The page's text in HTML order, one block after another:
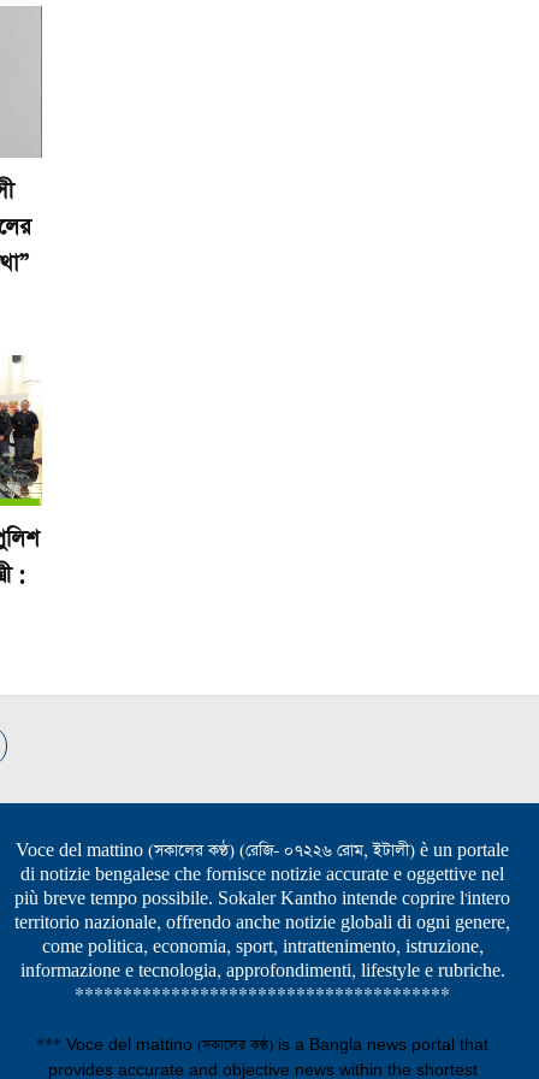
:
Voce del mattino (সকালের কণ্ঠ) (রেজি- ০৭২২৬ রোম, ইটালী) è un portale
di notizie bengalese che fornisce notizie accurate e oggettive nel
più breve tempo possibile. Sokaler Kantho intende coprire l'intero
territorio nazionale, offrendo anche notizie globali di ogni genere,
come politica, economia, sport, intrattenimento, istruzione,
informazione e tecnologia, approfondimenti, lifestyle e rubriche.
***************************************
*** Voce del mattino (সকালের কণ্ঠ) is a Bangla news portal that
provides accurate and objective news within the shortest